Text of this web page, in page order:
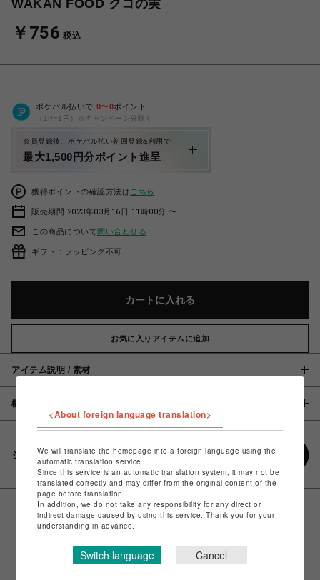
WAKAN FOOD クコの実
￥756 税込
ポケパル払いで 0〜0ポイント
（1P=1円）※キャンペーン分除く
会員登録後、ポケパル払い初回登録&利用で
最大1,500円分ポイント進呈
獲得ポイントの確認方法は こちら
販売期間 2023年03月16日 11時00分 〜
この商品について問い合わせる
ギフト：ラッピング不可
カートに入れる
お気に入りアイテムに追加
アイテム説明 / 素材
概要
シェアする
<About foreign language translation>
We will translate the homepage into a foreign language using the
automatic translation service.
Since this service is an automatic translation system, it may not be
translated correctly and may differ from the original content of the
page before translation.
In addition, we do not take any responsibility for any direct or
indirect damage caused by using this service. Thank you for your
understanding in advance.
Switch language Cancel